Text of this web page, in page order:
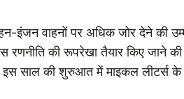
इंजन वाहनों पर अधिक जोर देने की
की रूपरेखा तैयार किए जाने
इस साल की शुरुआत में माइकल लीटर्स